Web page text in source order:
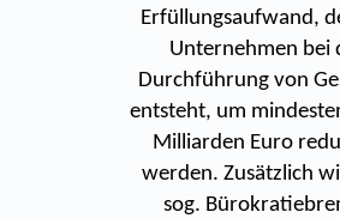
Erfüllungsaufwand,
Unternehmen bei
Durchführung von
entsteht, um
Milliarden Euro
werden. Zusätzlich
sog.